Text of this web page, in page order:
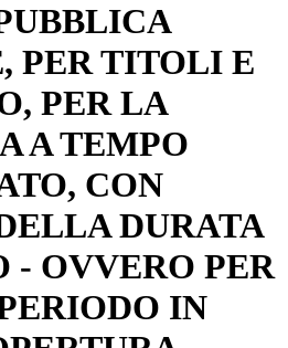
PER TITOLI E
PER LA
A TEMPO
CON
DURATA
- OVVERO PER
IN